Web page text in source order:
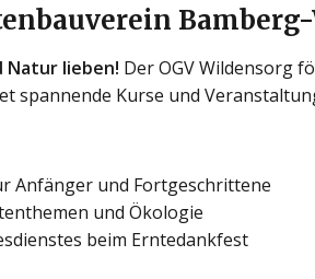
Natur lieben! Der OGV Wildensorg
spannende Kurse und
Anfänger und Fortgeschrittene
und Ökologie
beim Erntedankfest